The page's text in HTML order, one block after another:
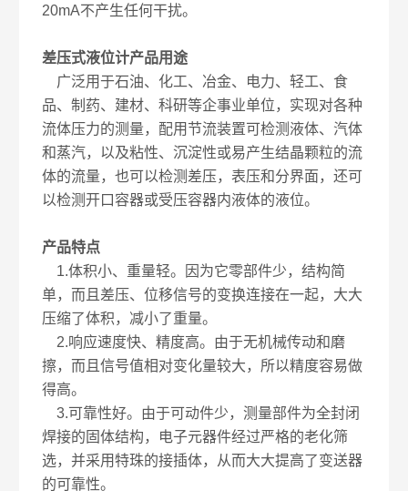
20mA不产生任何干扰。
差压式液位计产品用途
广泛用于石油、化工、冶金、电力、轻工、食
品、制药、建材、科研等企事业单位，实现对各种
流体压力的测量，配用节流装置可检测液体、汽体
和蒸汽，以及粘性、沉淀性或易产生结晶颗粒的流
体的流量，也可以检测差压，表压和分界面，还可
以检测开口容器或受压容器内液体的液位。
产品特点
1.体积小、重量轻。因为它零部件少，结构简
单，而且差压、位移信号的变换连接在一起，大大
压缩了体积，减小了重量。
2.响应速度快、精度高。由于无机械传动和磨
擦，而且信号值相对变化量较大，所以精度容易做
得高。
3.可靠性好。由于可动件少，测量部件为全封闭
焊接的固体结构，电子元器件经过严格的老化筛
选，并采用特珠的接插体，从而大大提高了变送器
的可靠性。